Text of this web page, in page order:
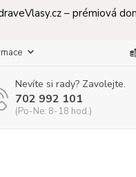
– prémiová
Nevíte si rady? Zavolejte.
702 992 101
(Po-Ne: 8-18 hod.)